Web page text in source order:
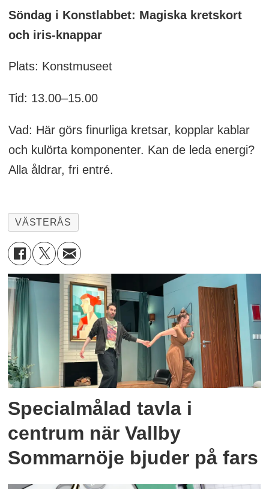
Söndag i Konstlabbet: Magiska kretskort
och iris-knappar
Plats: Konstmuseet
Tid: 13.00–15.00
Vad: Här görs finurliga kretsar, kopplar kablar
och kulörta komponenter. Kan de leda energi?
Alla åldrar, fri entré.
VÄSTERÅS
Specialmålad tavla i
centrum när Vallby
Sommarnöje bjuder på fars